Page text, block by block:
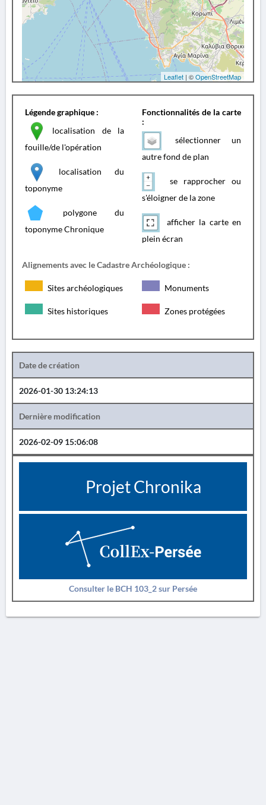
Leaflet | ©OpenStreetMap
Légende graphique :
localisation de la
fouille/de l'opération
localisation du
toponyme
polygone du
toponyme Chronique
Fonctionnalités de la carte
:
sélectionner un
autre fond de plan
se rapprocher ou
s'éloigner de la zone
afficher la carte en
plein écran
Alignements avec le Cadastre Archéologique :
Sites archéologiques Monuments
Sites historiques Zones protégées
Date de création
2026-01-30 13:24:13
Dernière modification
2026-02-09 15:06:08
Projet Chronika
Consulter le BCH 103_2 sur Persée